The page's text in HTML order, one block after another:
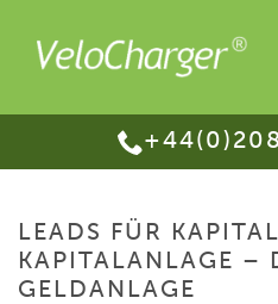
LEADS FÜR
KAPITALANLAGE –
GELDANLAGE